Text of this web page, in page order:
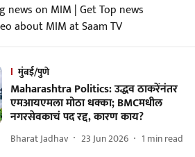
news on MIM | Get Top news
about MIM at Saam TV
मुंबई/पुणे
Maharashtra Politics: उद्धव ठाकरेंनंतर
एमआयएमला मोठा धक्का; BMCमधील
नगरसेवकाचं पद रद्द, कारण काय?
Bharat Jadhav 23 Jun 2026 1 min read